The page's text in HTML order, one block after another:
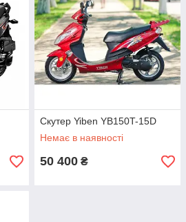
Скутер Yiben YB150T-15D
Немає в наявності
50 400 ₴